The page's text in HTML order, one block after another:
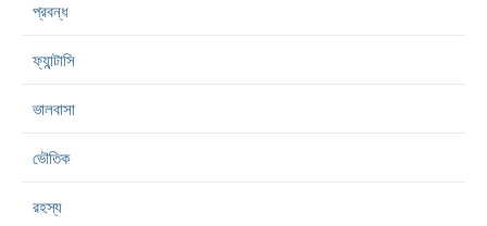
প্রবন্ধ
ফ্যান্টাসি
ভালবাসা
ভৌতিক
রহস্য